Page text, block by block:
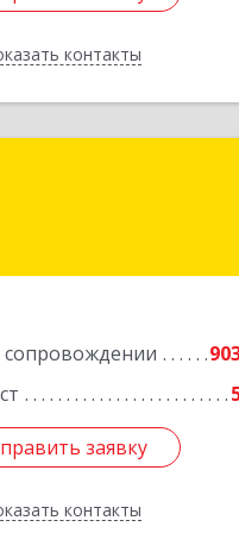
контакты
Назад
сопровождении
заявку
контакты
г, Барыковский пер,
заявку
Назад